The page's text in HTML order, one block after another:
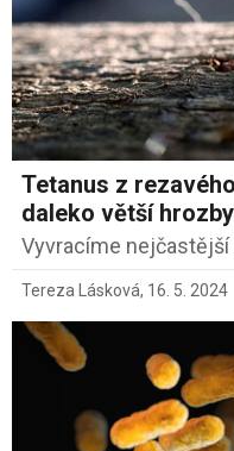
Tetanus z
daleko větší hrozby
Vyvracíme nejčastější
Tereza Lásková, 16. 5. 2024